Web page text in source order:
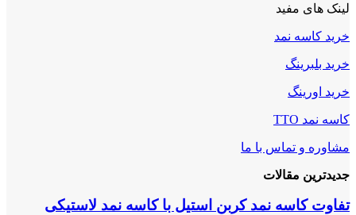
لینک های مفید
خرید کاسه نمد
خرید بلبرینگ
خرید اورینگ
کاسه نمد TTO
مشاوره و تماس با ما
جدیدترین مقالات
تفاوت کاسه نمد کربن استیل با کاسه نمد لاستیکی